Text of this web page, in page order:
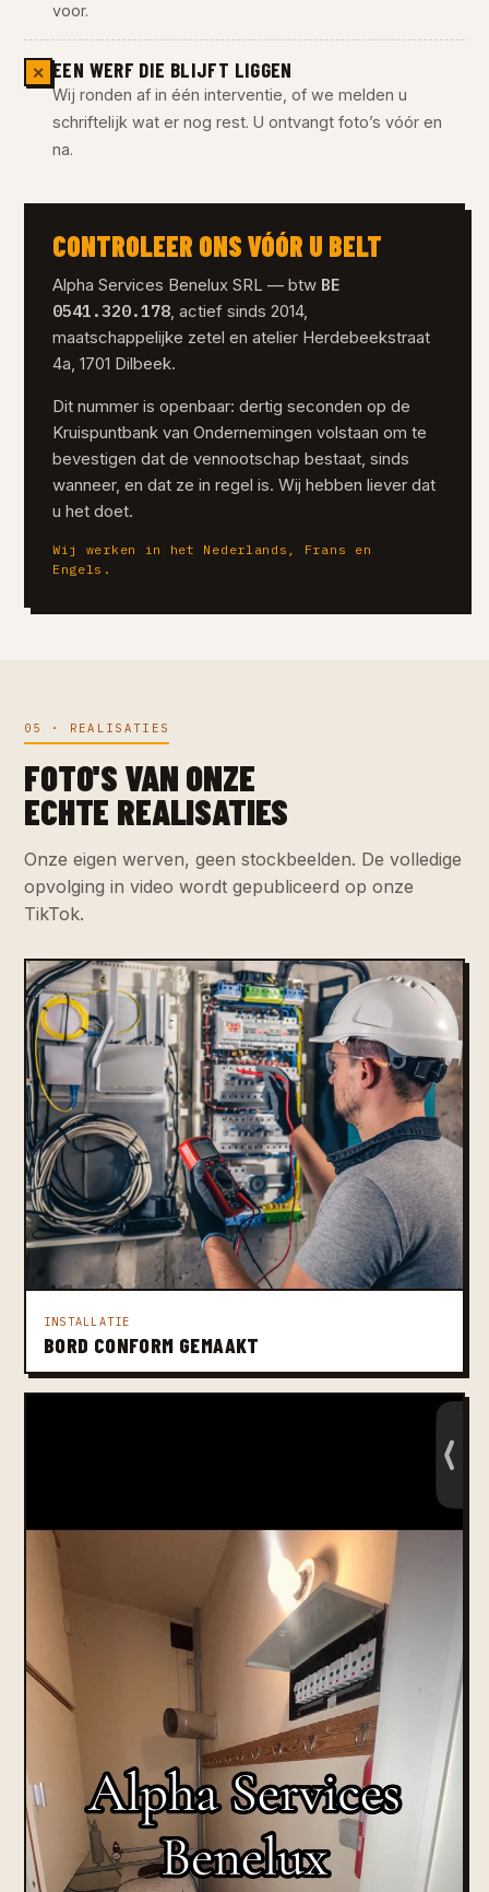
voor.
✕ EEN WERF DIE BLIJFT LIGGEN
Wij ronden af in één interventie, of we melden u
schriftelijk wat er nog rest. U ontvangt foto’s vóór en
na.
CONTROLEER ONS VÓÓR U BELT
Alpha Services Benelux SRL — btw BE
0541.320.178, actief sinds 2014,
maatschappelijke zetel en atelier Herdebeekstraat
4a, 1701 Dilbeek.
Dit nummer is openbaar: dertig seconden op de
Kruispuntbank van Ondernemingen volstaan om te
bevestigen dat de vennootschap bestaat, sinds
wanneer, en dat ze in regel is. Wij hebben liever dat
u het doet.
Wij werken in het Nederlands, Frans en
Engels.
05 · REALISATIES
FOTO'S VAN ONZE
ECHTE REALISATIES
Onze eigen werven, geen stockbeelden. De volledige
opvolging in video wordt gepubliceerd op onze
TikTok.
INSTALLATIE
BORD CONFORM GEMAAKT